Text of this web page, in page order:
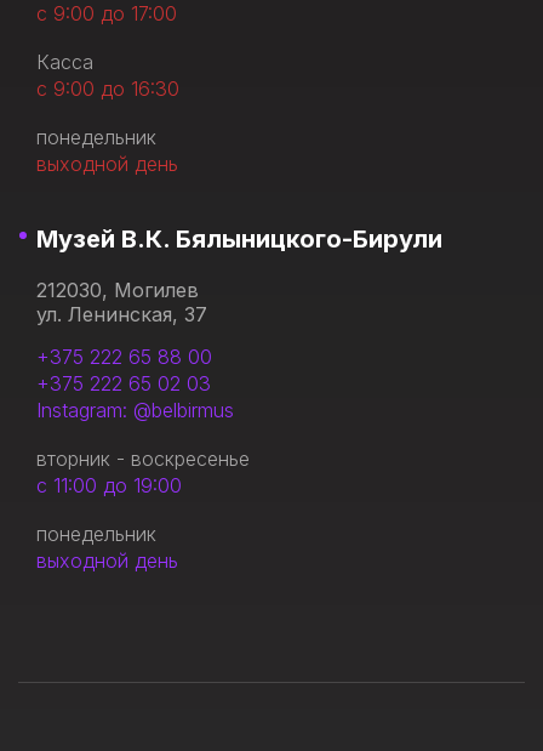
с 9:00 до 17:00
Касса
с 9:00 до 16:30
понедельник
выходной день
Музей В.К. Бялыницкого-Бирули
212030, Могилев
ул. Ленинская, 37
+375 222 65 88 00
+375 222 65 02 03
Instagram: @belbirmus
вторник - воскресенье
с 11:00 до 19:00
понедельник
выходной день